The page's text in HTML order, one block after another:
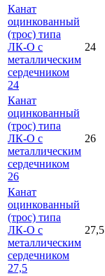
Канат
оцинкованный
(трос) типа
ЛК-О с
металлическим
сердечником
24
24
Канат
оцинкованный
(трос) типа
ЛК-О с
металлическим
сердечником
26
26
Канат
оцинкованный
(трос) типа
ЛК-О с
металлическим
сердечником
27,5
27,5